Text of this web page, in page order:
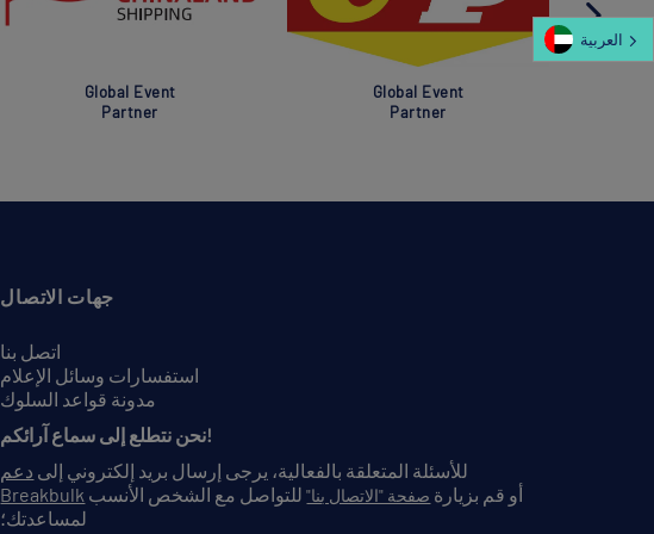
Global Event
Partner
Global Event
Partner
جهات الاتصال
اتصل بنا
استفسارات وسائل الإعلام
مدونة قواعد السلوك
نحن نتطلع إلى سماع آرائكم!
للأسئلة المتعلقة بالفعالية، يرجى إرسال بريد إلكتروني إلى دعم
Breakbulk
أو قم بزيارة صفحة "الاتصال بنا"للتواصل مع الشخص الأنسب
لمساعدتك؛
العربية‏